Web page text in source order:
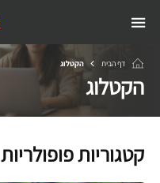
דף הבית הקטלוג
הקטלוג
קטגוריות פופולריות